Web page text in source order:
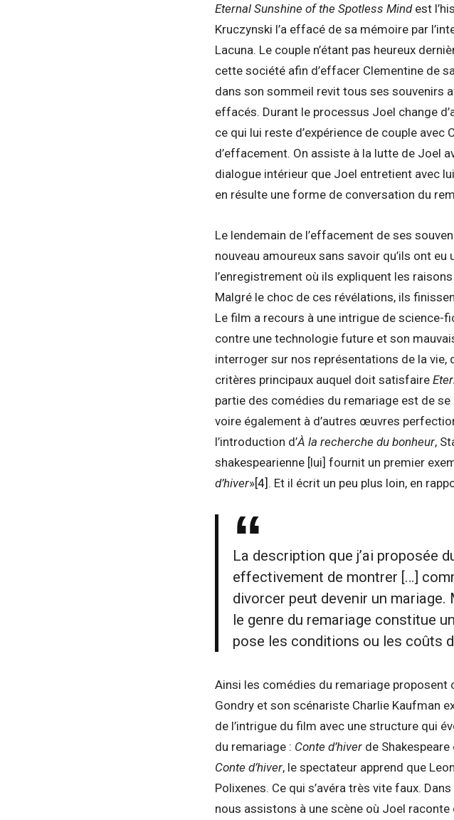
Eternal Sunshine of the Spotless Mind est
Kruczynski l’a effacé de sa mémoire par
Lacuna. Le couple n’étant pas heureux
cette société afin d’effacer Clementine de
dans son sommeil revit tous ses souvenirs
effacés. Durant le processus Joel change
ce qui lui reste d’expérience de couple
d’effacement. On assiste à la lutte de Joel
dialogue intérieur que Joel entretient avec
en résulte une forme de conversation du
Le lendemain de l’effacement de ses
nouveau amoureux sans savoir qu’ils ont
l’enregistrement où ils expliquent les
Malgré le choc de ces révélations, ils
Le film a recours à une intrigue de science-
contre une technologie future et son
interroger sur nos représentations de la vie,
critères principaux auquel doit satisfaire
partie des comédies du remariage est de
voire également à d’autres œuvres
l’introduction d’À la recherche du bonheur,
shakespearienne [lui] fournit un premier
d’hiver»[4] . Et il écrit un peu plus loin, en
La description que j’ai proposée
effectivement de montrer […]
divorcer peut devenir un
le genre du remariage constitue
pose les conditions ou les coûts
Ainsi les comédies du remariage proposent
Gondry et son scénariste Charlie Kaufman
de l’intrigue du film avec une structure qui
du remariage : Conte d’hiver de Shakespeare
Conte d’hiver, le spectateur apprend que
Polixenes. Ce qui s’avéra très vite faux. Dans
nous assistons à une scène où Joel